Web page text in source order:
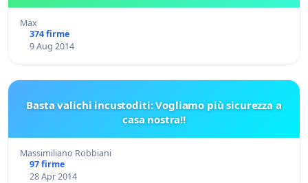
Max
374 firme
9 Aug 2014
Basta valichi incustoditi: Vogliamo più sicurezza a
casa nostra!!
Massimiliano Robbiani
97 firme
28 Apr 2014